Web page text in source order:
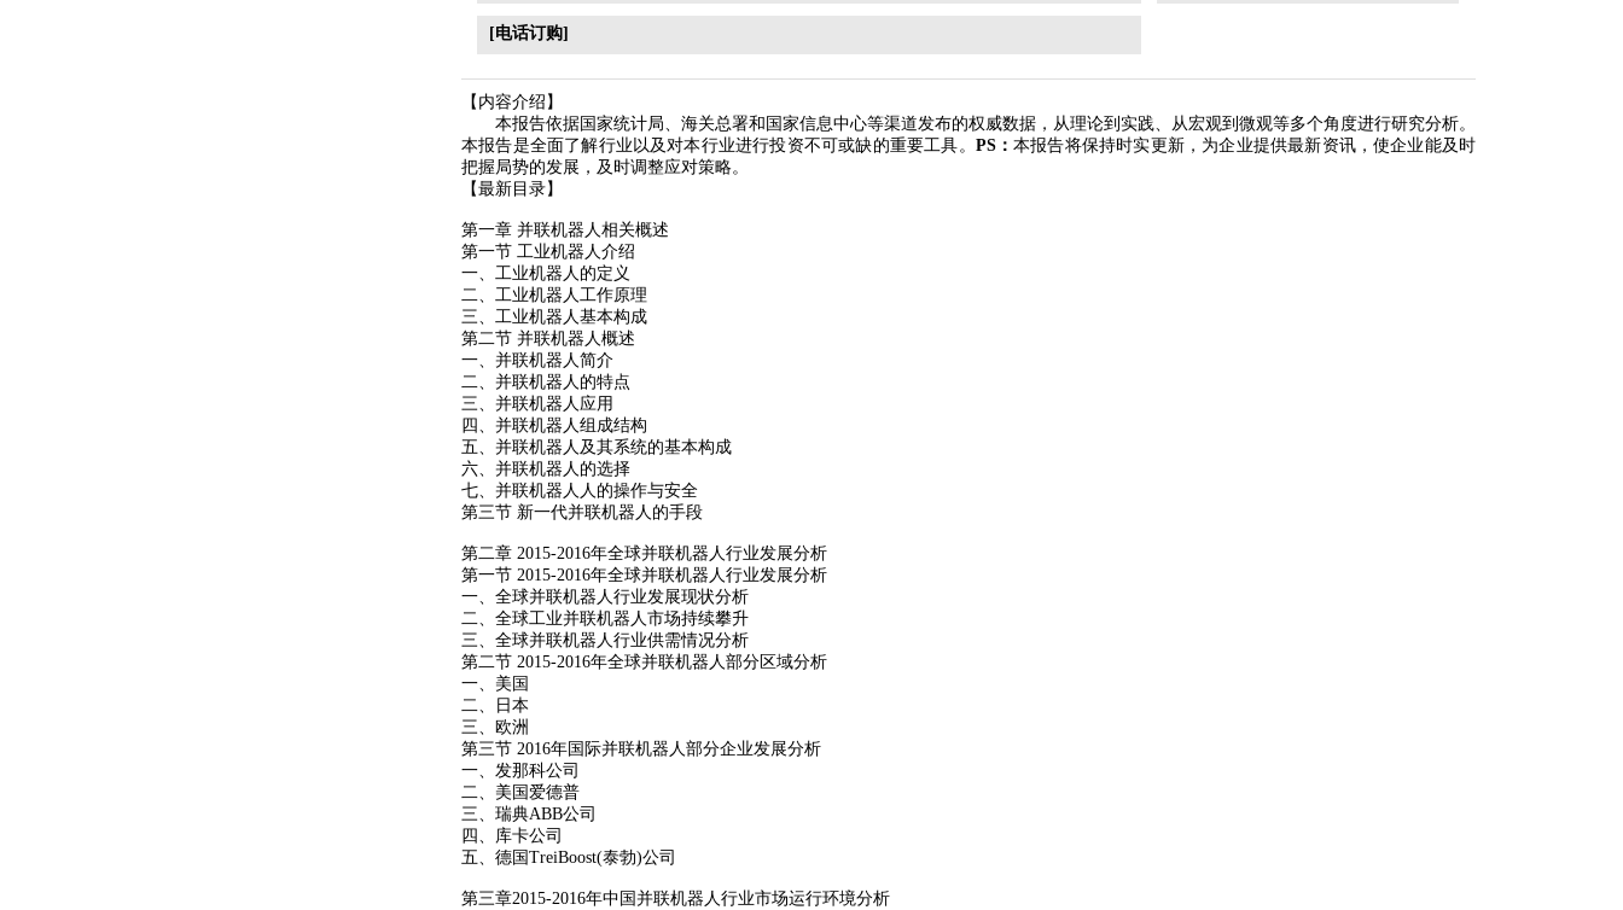
[电话订购]
【内容介绍】
本报告依据国家统计局、海关总署和国家信息中心等渠道发布的权威数据，从理论到实践、从宏观到微观等多个角度进行研究分析。
本报告是全面了解行业以及对本行业进行投资不可或缺的重要工具。 PS：本报告将保持时实更新，为企业提供最新资讯，使企业能及时
把握局势的发展，及时调整应对策略。
【最新目录】
第一章 并联机器人相关概述
第一节 工业机器人介绍
一、工业机器人的定义
二、工业机器人工作原理
三、工业机器人基本构成
第二节 并联机器人概述
一、并联机器人简介
二、并联机器人的特点
三、并联机器人应用
四、并联机器人组成结构
五、并联机器人及其系统的基本构成
六、并联机器人的选择
七、并联机器人人的操作与安全
第三节 新一代并联机器人的手段
第二章 2015-2016年全球并联机器人行业发展分析
第一节 2015-2016年全球并联机器人行业发展分析
一、全球并联机器人行业发展现状分析
二、全球工业并联机器人市场持续攀升
三、全球并联机器人行业供需情况分析
第二节 2015-2016年全球并联机器人部分区域分析
一、美国
二、日本
三、欧洲
第三节 2016年国际并联机器人部分企业发展分析
一、发那科公司
二、美国爱德普
三、瑞典ABB公司
四、库卡公司
五、德国 TreiBoost(泰勃)公司
第三章2015-2016年中国并联机器人行业市场运行环境分析